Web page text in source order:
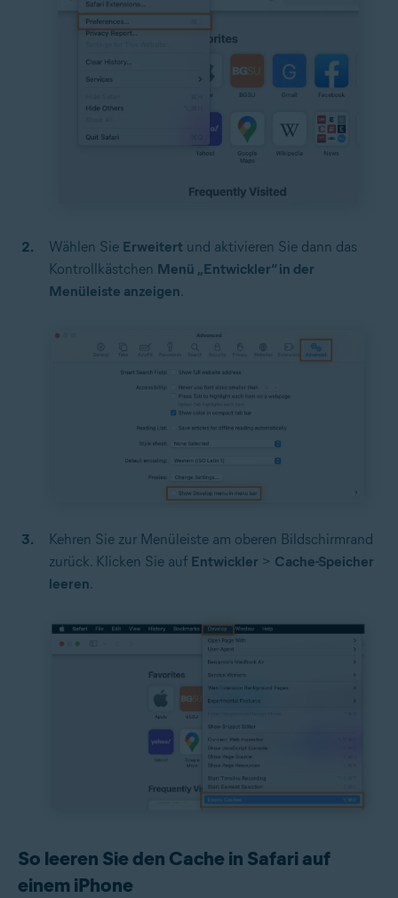
Wählen Sie Erweitert und aktivieren Sie dann das
Kontrollkästchen Menü „Entwickler“ in der
Menüleiste anzeigen.
Kehren Sie zur Menüleiste am oberen Bildschirmrand
zurück. Klicken Sie auf Entwickler > Cache-Speicher
leeren.
So leeren Sie den Cache in Safari auf
einem iPhone